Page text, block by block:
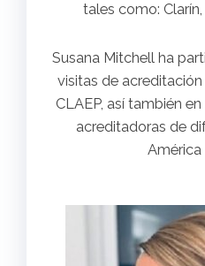
tales como:
Susana Mitchell ha
visitas de
CLAEP, así también
acreditadoras de
América